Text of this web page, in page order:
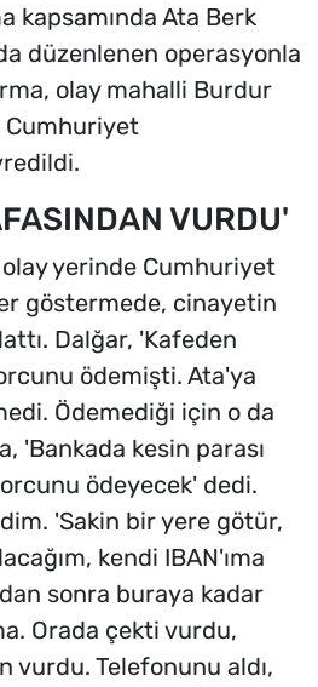
kapsamında Ata Berk
düzenlenen operasyonla
olay mahalli Burdur
VURDU'
yerinde Cumhuriyet
göstermede, cinayetin
Dalğar, 'Kafeden
ödemişti. Ata'ya
Ödemediği için o da
'Bankada kesin parası
ödeyecek' dedi.
'Sakin bir yere götür,
kendi IBAN'ıma
sonra buraya kadar
Orada çekti vurdu,
vurdu. Telefonunu aldı,